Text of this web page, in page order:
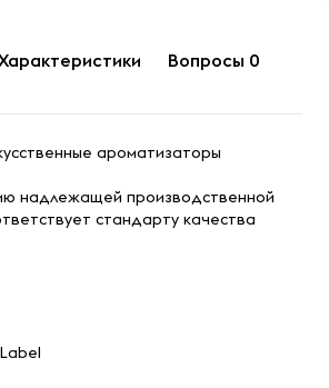
Вопросы 0
ароматизаторы
надлежащей производственной
стандарту качества